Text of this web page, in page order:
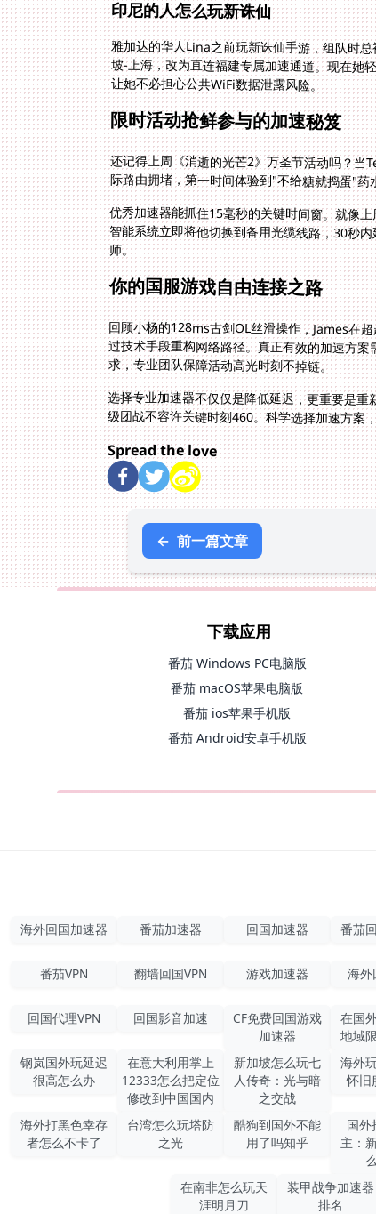
印尼的人怎么玩新诛仙
雅加达的华人Lina之前玩新诛仙手游，组队时
坡-上海，改为直连福建专属加速通道。现在她
让她不必担心公共WiFi数据泄露风险。
限时活动抢鲜参与的加速秘笈
还记得上周《消逝的光芒2》万圣节活动吗？
际路由拥堵，第一时间体验到"不给糖就捣蛋"
优秀加速器能抓住15毫秒的关键时间窗。就像
智能系统立即将他切换到备用光缆线路，30秒
师。
你的国服游戏自由连接之路
回顾小杨的128ms古剑OL丝滑操作，James在
过技术手段重构网络路径。真正有效的加速方
求，专业团队保障活动高光时刻不掉链。
选择专业加速器不仅仅是降低延迟，更重要是
级团战不容许关键时刻460。科学选择加速方案
Spread the love
← 前一篇文章
下载应用
番茄 Windows PC电脑版
番茄 macOS苹果电脑版
番茄 ios苹果手机版
番茄 Android安卓手机版
海外回国加速器 番茄加速器 回国加速器 番茄
番茄VPN 翻墙回国VPN 游戏加速器 海外
回国代理VPN
回国影音加速
CF免费回国游戏
加速器
在国
地域
钢岚国外玩延迟
很高怎么办
在意大利用掌上
12333怎么把定位
修改到中国国内
新加坡怎么玩七
人传奇：光与暗
之交战
海外
怀旧
海外打黑色幸存
者怎么不卡了
台湾怎么玩塔防
之光
酷狗到国外不能
用了吗知乎
国外
主：
在南非怎么玩天
涯明月刀
装甲战争加速器
排名